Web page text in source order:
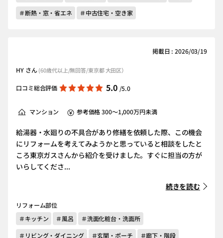
＃断熱・窓・省エネ
＃中古住宅・空き家
掲載日 : 2026/03/19
HY さん(60歳代以上/無回答/東京都 大田区）
口コミ総合評価 5.0 /5.0
マンション 参考価格 300～1,000万円未満
給湯器・水廻りの不具合があり修繕を依頼した際、この機会
にリフォームを考えてみようかと思っていると相談をしたと
ころ東京ガスさんから紹介を受けました。すぐに担当の方が
いらしてくださ...
続きを読む
リフォーム部位
＃キッチン
＃風呂
＃洗面化粧台・洗面所
＃リビング・ダイニング
＃玄関・ポーチ ＃廊下・階段